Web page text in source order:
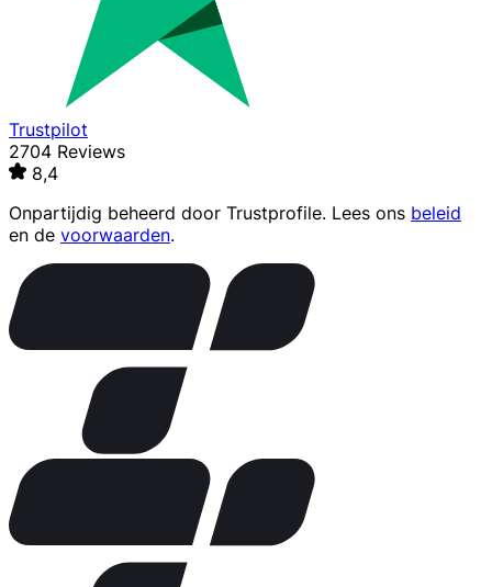
Trustpilot
2704 Reviews
8,4
Onpartijdig beheerd door Trustprofile. Lees ons beleid
en de voorwaarden.